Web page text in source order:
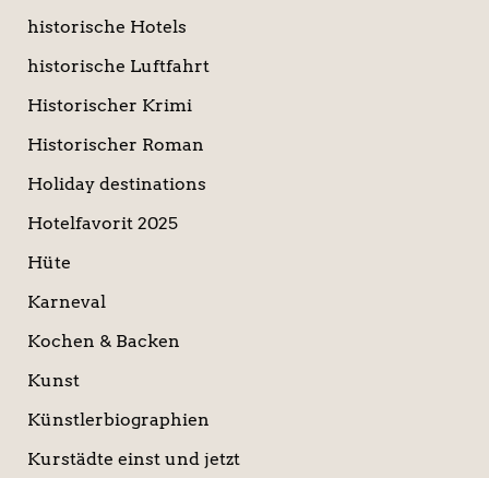
historische Hotels
historische Luftfahrt
Historischer Krimi
Historischer Roman
Holiday destinations
Hotelfavorit 2025
Hüte
Karneval
Kochen & Backen
Kunst
Künstlerbiographien
Kurstädte einst und jetzt